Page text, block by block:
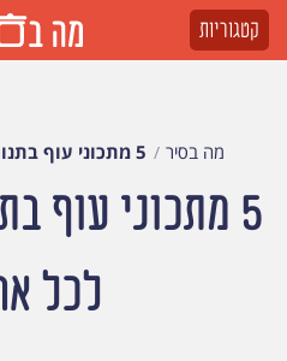
קטגוריות
מה בסיר 5 מתכוני עוף בתנור שמתאימים לכל ארוחה
5 מתכוני עוף
לכל